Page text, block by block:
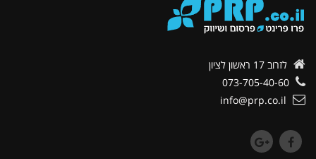
לזרוב 17
ראשון לציון
073-705-40-60
info@prp.co.il